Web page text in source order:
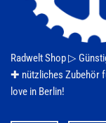
Radwelt Shop ▷
✚ nützliches Zubehör
love in Berlin!